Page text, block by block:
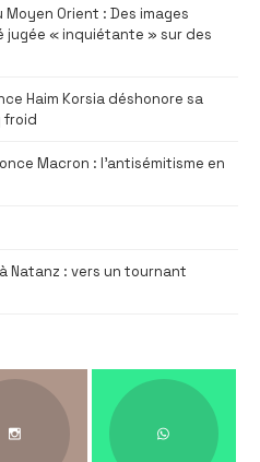
Moyen Orient : Des images
« inquiétante » sur des
Haim Korsia déshonore sa
froid
Macron : l’antisémitisme en
Natanz : vers un tournant